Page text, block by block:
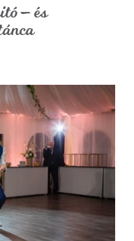
– és